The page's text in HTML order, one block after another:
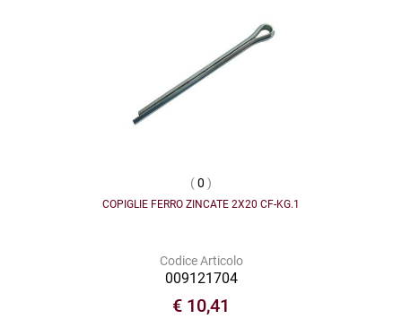
(0 )
COPIGLIE FERRO ZINCATE 2X20 CF-KG.1
Codice Articolo
009121704
€ 10,41